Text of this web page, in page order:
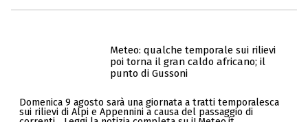
Meteo: qualche temporale sui rilievi
poi torna il gran caldo africano; il
punto di Gussoni
Domenica 9 agosto sarà una giornata a tratti temporalesca
sui rilievi di Alpi e Appennini a causa del passaggio di